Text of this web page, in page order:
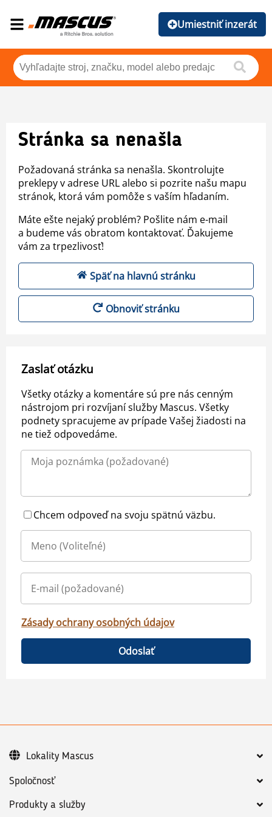
Umiestniť inzerát
Stránka sa nenašla
Požadovaná stránka sa nenašla. Skontrolujte
preklepy v adrese URL alebo si pozrite našu mapu
stránok, ktorá vám pomôže s vaším hľadaním.
Máte ešte nejaký problém? Pošlite nám e-mail
a budeme vás obratom kontaktovať. Ďakujeme
vám za trpezlivosť!
Späť na hlavnú stránku
Obnoviť stránku
Zaslať otázku
Všetky otázky a komentáre sú pre nás cenným
nástrojom pri rozvíjaní služby Mascus. Všetky
podnety spracujeme av prípade Vašej žiadosti na
ne tiež odpovedáme.
Chcem odpoveď na svoju spätnú väzbu.
Zásady ochrany osobných údajov
Odoslať
Spoločnosť
Produkty a služby
Lokality Mascus